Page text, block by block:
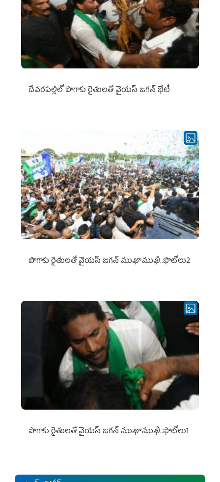
దేవరపల్లిలో పొగాకు రైతులతో వైయస్ జగన్ భేటీ
పొగాకు రైతుల‌తో వైయ‌స్ జ‌గ‌న్ ముఖాముఖి..ఫొటోలు2
పొగాకు రైతుల‌తో వైయ‌స్ జ‌గ‌న్ ముఖాముఖి..ఫొటోలు1